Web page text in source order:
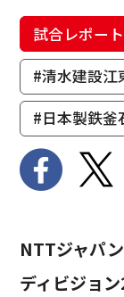
試合レポート
#清水建設江
#日本製鉄釜
NTTジャパ
ディビジョ